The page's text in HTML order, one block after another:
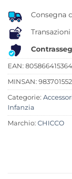
Consegna
EAN:
MINSAN: 983701552
Categorie:
Infanzia
Marchio: CHICCO